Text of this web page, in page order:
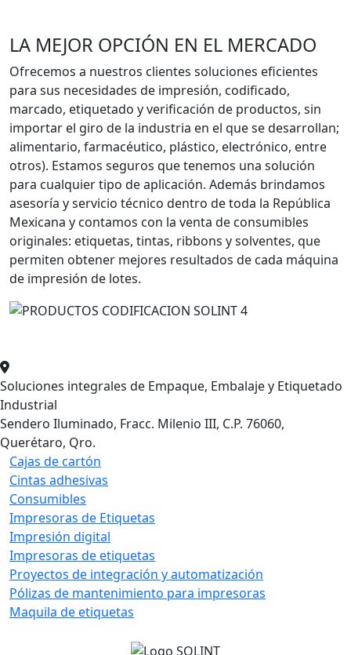
LA MEJOR OPCIÓN EN EL MERCADO
Ofrecemos a nuestros clientes soluciones eficientes
para sus necesidades de impresión, codificado,
marcado, etiquetado y verificación de productos, sin
importar el giro de la industria en el que se desarrollan;
alimentario, farmacéutico, plástico, electrónico, entre
otros). Estamos seguros que tenemos una solución
para cualquier tipo de aplicación. Además brindamos
asesoría y servicio técnico dentro de toda la República
Mexicana y contamos con la venta de consumibles
originales: etiquetas, tintas, ribbons y solventes, que
permiten obtener mejores resultados de cada máquina
de impresión de lotes.
Soluciones integrales de Empaque, Embalaje y Etiquetado
Industrial
Sendero Iluminado, Fracc. Milenio III, C.P. 76060,
Querétaro, Qro.
Cajas de cartón
Cintas adhesivas
Consumibles
Impresoras de Etiquetas
Impresión digital
Impresoras de etiquetas
Proyectos de integración y automatización
Pólizas de mantenimiento para impresoras
Maquila de etiquetas